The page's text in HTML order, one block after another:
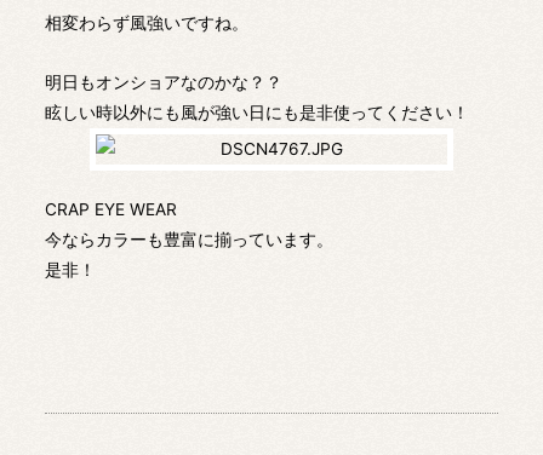
相変わらず風強いですね。
明日もオンショアなのかな？？
眩しい時以外にも風が強い日にも是非使ってください！
CRAP EYE WEAR
今ならカラーも豊富に揃っています。
是非！